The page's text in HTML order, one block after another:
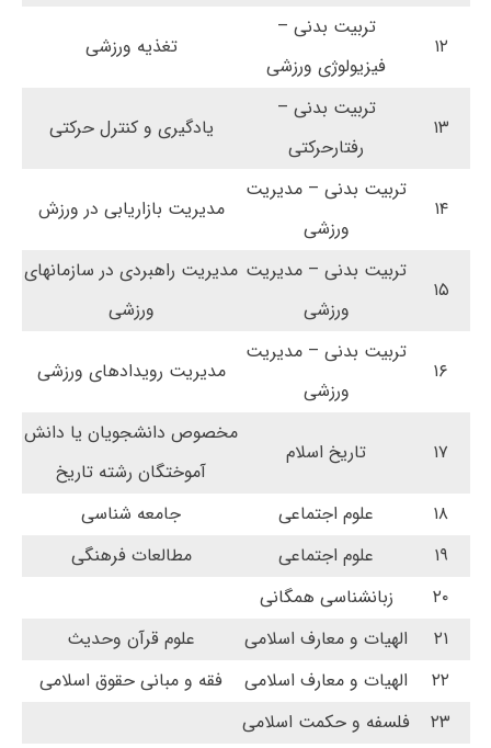
۱۲
تربیت بدنی –
فیزیولوژی ورزشی
تغذیه ورزشی
۱۳
تربیت بدنی –
رفتارحرکتی
یادگیری و کنترل حرکتی
۱۴
تربیت بدنی – مدیریت
ورزشی
مدیریت بازاریابی در ورزش
۱۵
تربیت بدنی – مدیریت
ورزشی
مدیریت راهبردی در سازمانهای
ورزشی
۱۶
تربیت بدنی – مدیریت
ورزشی
مدیریت رویدادهای ورزشی
۱۷ تاریخ اسلام
مخصوص دانشجویان یا دانش
آموختگان رشته تاریخ
۱۸
علوم اجتماعی
جامعه شناسی
۱۹
علوم اجتماعی
مطالعات فرهنگی
۲۰
زبانشناسی همگانی
۲۱
الهیات و معارف اسلامی
علوم قرآن وحدیث
۲۲
الهیات و معارف اسلامی
فقه و مبانی حقوق اسلامی
۲۳
فلسفه و حکمت اسلامی